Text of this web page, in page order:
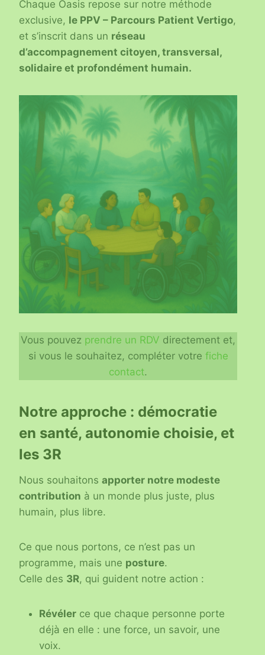
Chaque Oasis repose sur notre méthode
exclusive, le PPV – Parcours Patient Vertigo,
et s’inscrit dans un réseau
d’accompagnement citoyen, transversal,
solidaire et profondément humain.
Vous pouvez prendre un RDV directement et,
si vous le souhaitez, compléter votre fiche
contact.
Notre approche : démocratie
en santé, autonomie choisie, et
les 3R
Nous souhaitons apporter notre modeste
contribution à un monde plus juste, plus
humain, plus libre.
Ce que nous portons, ce n’est pas un
programme, mais une posture.
Celle des 3R, qui guident notre action :
Révéler ce que chaque personne porte
déjà en elle : une force, un savoir, une
voix.